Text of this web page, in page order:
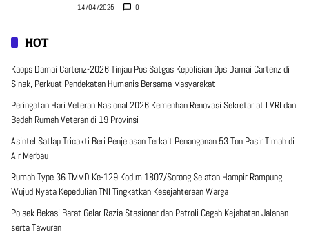
14/04/2025 0
HOT
Kaops Damai Cartenz-2026 Tinjau Pos Satgas Kepolisian Ops Damai Cartenz di
Sinak, Perkuat Pendekatan Humanis Bersama Masyarakat
Peringatan Hari Veteran Nasional 2026 Kemenhan Renovasi Sekretariat LVRI dan
Bedah Rumah Veteran di 19 Provinsi
Asintel Satlap Tricakti Beri Penjelasan Terkait Penanganan 53 Ton Pasir Timah di
Air Merbau
Rumah Type 36 TMMD Ke-129 Kodim 1807/Sorong Selatan Hampir Rampung,
Wujud Nyata Kepedulian TNI Tingkatkan Kesejahteraan Warga
Polsek Bekasi Barat Gelar Razia Stasioner dan Patroli Cegah Kejahatan Jalanan
serta Tawuran